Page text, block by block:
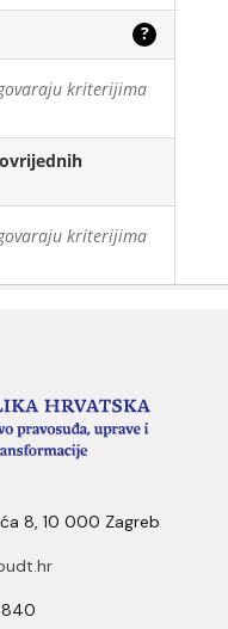
?
kriterijima
kriterijima